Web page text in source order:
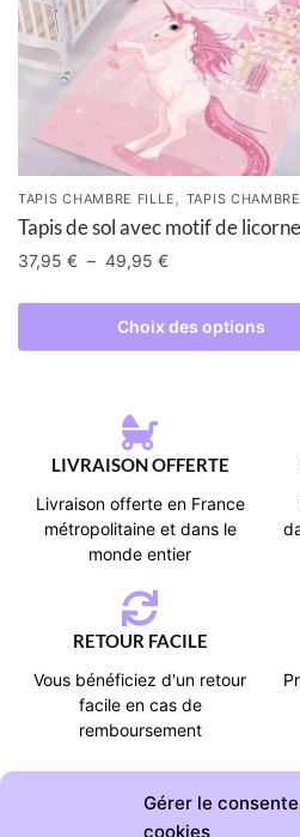
Gérer le
cookies
TAPIS CHAMBRE FILLE, TAPIS
Tapis de sol avec motif de licorne
37,95 € – 49,95 €
Choix des options
LIVRAISON OFFERTE
Livraison offerte en France
métropolitaine et dans le
monde entier
RETOUR FACILE
Vous bénéficiez d'un retour
facile en cas de
remboursement